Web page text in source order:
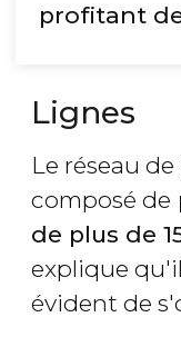
profitant
Lignes
Le réseau
composé de
de plus de
explique
évident de